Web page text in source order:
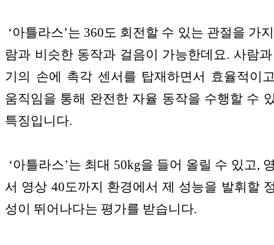
‘아틀라스’는 360도 회전할 수 있는 관절을 가
람과 비슷한 동작과 걸음이 가능한데요. 사람
기의 손에 촉각 센서를 탑재하면서 효율적이
움직임을 통해 완전한 자율 동작을 수행할 수
특징입니다.
‘아틀라스’는 최대 50kg을 들어 올릴 수 있고,
서 영상 40도까지 환경에서 제 성능을 발휘할
성이 뛰어나다는 평가를 받습니다.